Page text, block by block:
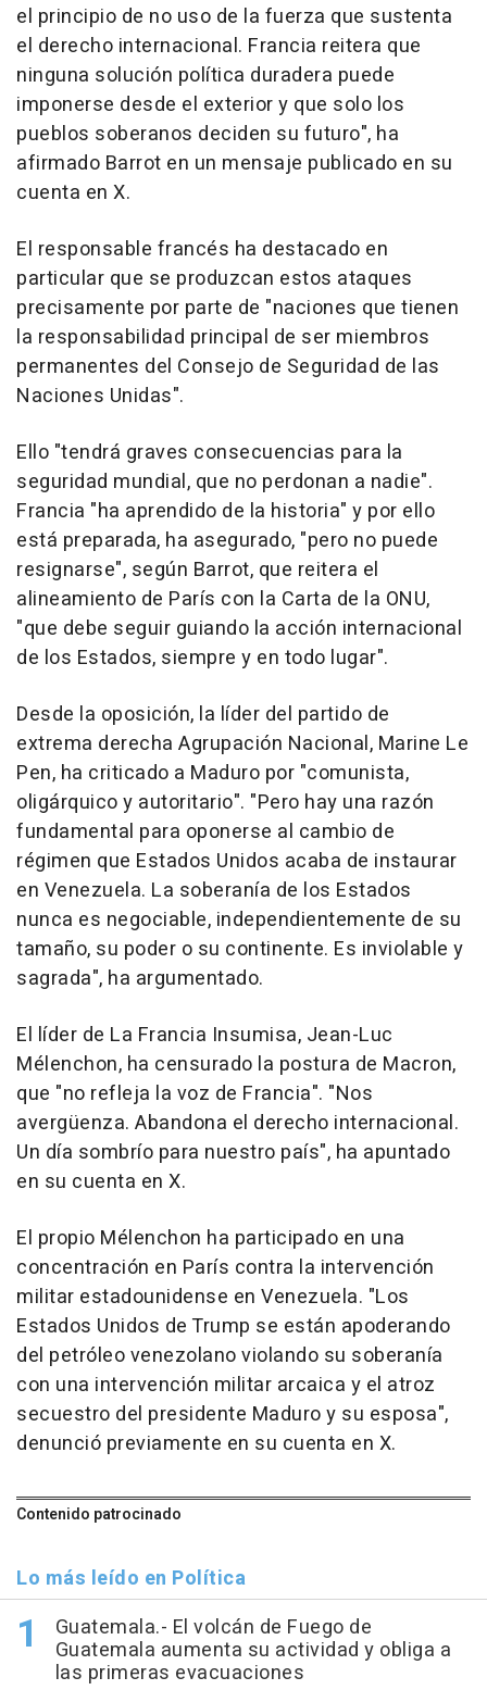
el principio de no uso de la fuerza que sustenta
el derecho internacional. Francia reitera que
ninguna solución política duradera puede
imponerse desde el exterior y que solo los
pueblos soberanos deciden su futuro", ha
afirmado Barrot en un mensaje publicado en su
cuenta en X.
El responsable francés ha destacado en
particular que se produzcan estos ataques
precisamente por parte de "naciones que tienen
la responsabilidad principal de ser miembros
permanentes del Consejo de Seguridad de las
Naciones Unidas".
Ello "tendrá graves consecuencias para la
seguridad mundial, que no perdonan a nadie".
Francia "ha aprendido de la historia" y por ello
está preparada, ha asegurado, "pero no puede
resignarse", según Barrot, que reitera el
alineamiento de París con la Carta de la ONU,
"que debe seguir guiando la acción internacional
de los Estados, siempre y en todo lugar".
Desde la oposición, la líder del partido de
extrema derecha Agrupación Nacional, Marine Le
Pen, ha criticado a Maduro por "comunista,
oligárquico y autoritario". "Pero hay una razón
fundamental para oponerse al cambio de
régimen que Estados Unidos acaba de instaurar
en Venezuela. La soberanía de los Estados
nunca es negociable, independientemente de su
tamaño, su poder o su continente. Es inviolable y
sagrada", ha argumentado.
El líder de La Francia Insumisa, Jean-Luc
Mélenchon, ha censurado la postura de Macron,
que "no refleja la voz de Francia". "Nos
avergüenza. Abandona el derecho internacional.
Un día sombrío para nuestro país", ha apuntado
en su cuenta en X.
El propio Mélenchon ha participado en una
concentración en París contra la intervención
militar estadounidense en Venezuela. "Los
Estados Unidos de Trump se están apoderando
del petróleo venezolano violando su soberanía
con una intervención militar arcaica y el atroz
secuestro del presidente Maduro y su esposa",
denunció previamente en su cuenta en X.
Contenido patrocinado
Lo más leído en Política
Guatemala.- El volcán de Fuego de
Guatemala aumenta su actividad y obliga a
las primeras evacuaciones